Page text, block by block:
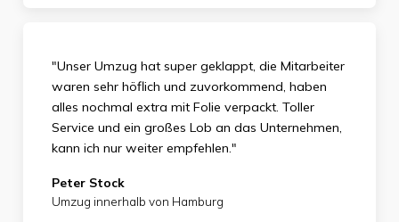
"Unser Umzug hat super geklappt, die Mitarbeiter
waren sehr höflich und zuvorkommend, haben
alles nochmal extra mit Folie verpackt. Toller
Service und ein großes Lob an das Unternehmen,
kann ich nur weiter empfehlen."
Peter Stock
Umzug innerhalb von Hamburg